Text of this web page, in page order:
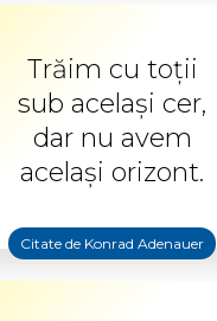
Trăim cu toții
sub același cer,
dar nu avem
același orizont.
Citate de Konrad Adenauer